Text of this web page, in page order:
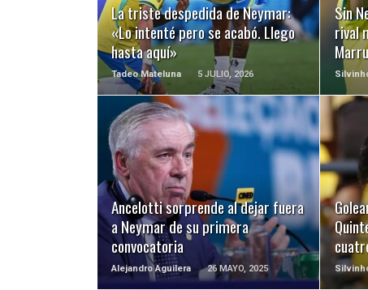
La triste despedida de Neymar:
«Lo intenté pero se acabó. Llego
hasta aquí»
Tadeo Mateluna 5 JULIO, 2026
Sin
rival
Ancelotti sorprende al dejar fuera
a Neymar de su primera
convocatoria
Alejandro Aguilera 26 MAYO, 2025
LEER MÁS